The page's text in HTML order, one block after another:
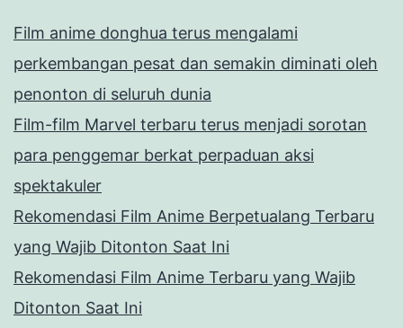
Film anime donghua terus mengalami
perkembangan pesat dan semakin diminati oleh
penonton di seluruh dunia
Film-film Marvel terbaru terus menjadi sorotan
para penggemar berkat perpaduan aksi
spektakuler
Rekomendasi Film Anime Berpetualang Terbaru
yang Wajib Ditonton Saat Ini
Rekomendasi Film Anime Terbaru yang Wajib
Ditonton Saat Ini